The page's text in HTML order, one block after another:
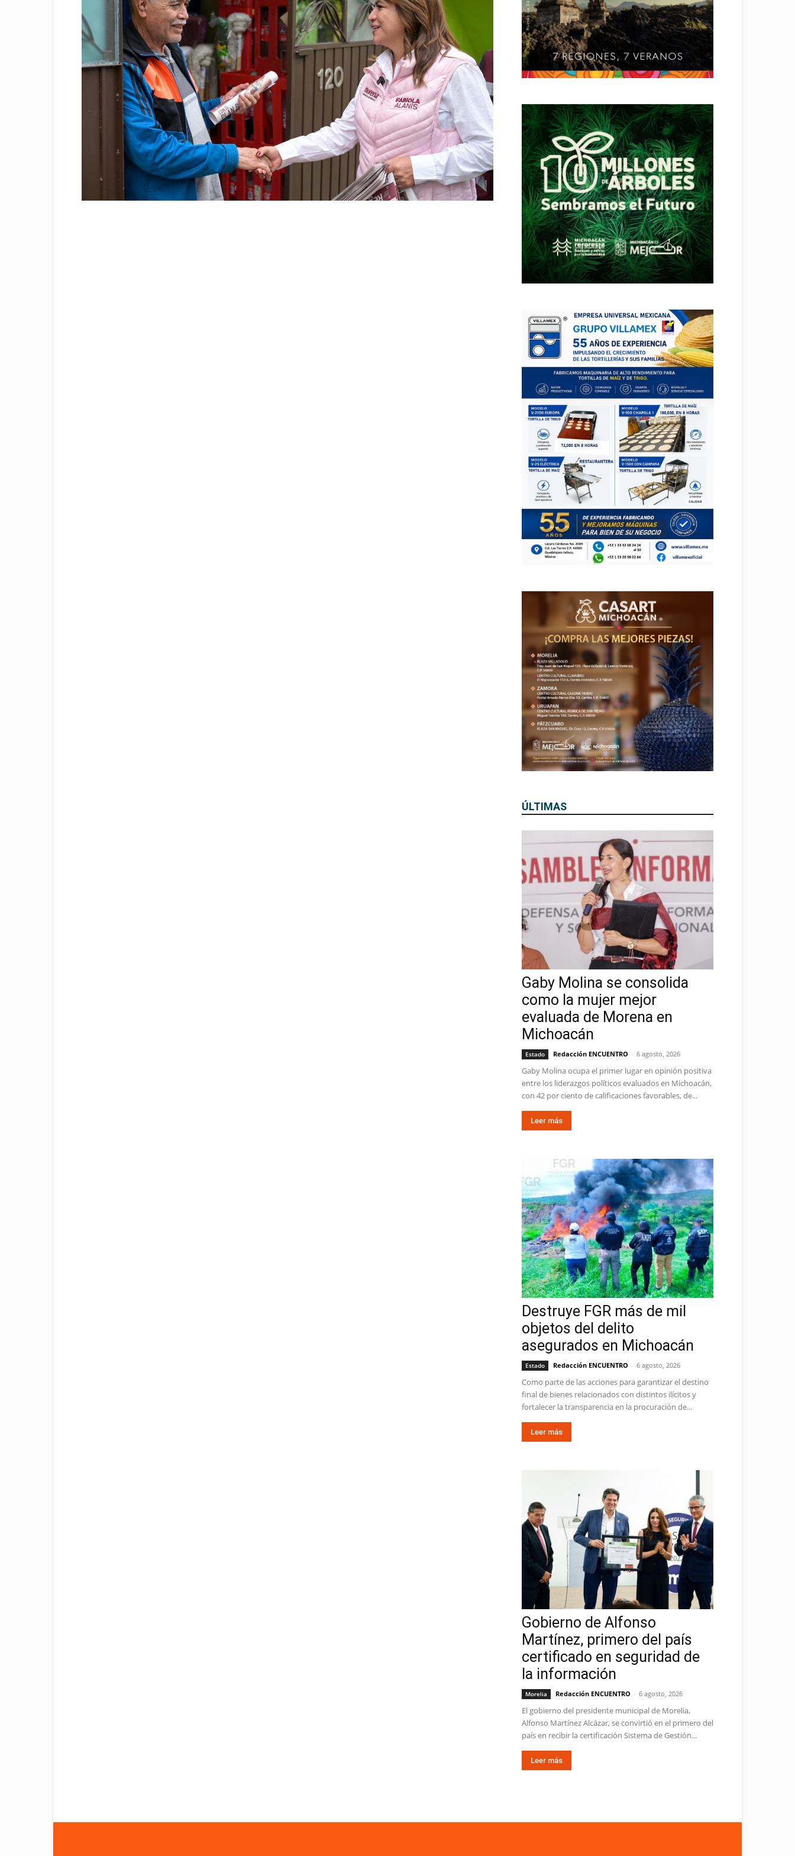
ÚLTIMAS
Gaby Molina se consolida
como la mujer mejor
evaluada de Morena en
Michoacán
Estado Redacción ENCUENTRO - 6 agosto, 2026
Gaby Molina ocupa el primer lugar en opinión positiva
entre los liderazgos políticos evaluados en Michoacán,
con 42 por ciento de calificaciones favorables, de...
Leer más
Destruye FGR más de mil
objetos del delito
asegurados en Michoacán
Estado Redacción ENCUENTRO - 6 agosto, 2026
Como parte de las acciones para garantizar el destino
final de bienes relacionados con distintos ilícitos y
fortalecer la transparencia en la procuración de...
Leer más
Gobierno de Alfonso
Martínez, primero del país
certificado en seguridad de
la información
Morelia Redacción ENCUENTRO - 6 agosto, 2026
El gobierno del presidente municipal de Morelia,
Alfonso Martínez Alcázar, se convirtió en el primero del
país en recibir la certificación Sistema de Gestión...
Leer más